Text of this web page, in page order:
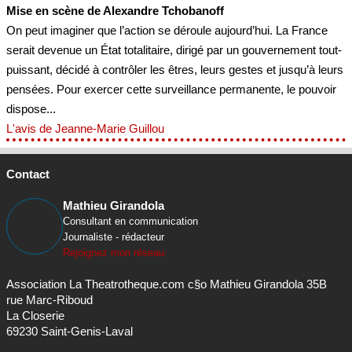
Mise en scène de Alexandre Tchobanoff
On peut imaginer que l’action se déroule aujourd’hui. La France
serait devenue un État totalitaire, dirigé par un gouvernement tout-
puissant, décidé à contrôler les êtres, leurs gestes et jusqu’à leurs
pensées. Pour exercer cette surveillance permanente, le pouvoir
dispose...
L'avis de Jeanne-Marie Guillou
Contact
Mathieu Girandola
Consultant en communication
Journaliste - rédacteur
Rejoignez mon réseau
Association La Theatrotheque.com c§o Mathieu Girandola 35B
rue Marc-Riboud
La Closerie
69230 Saint-Genis-Laval